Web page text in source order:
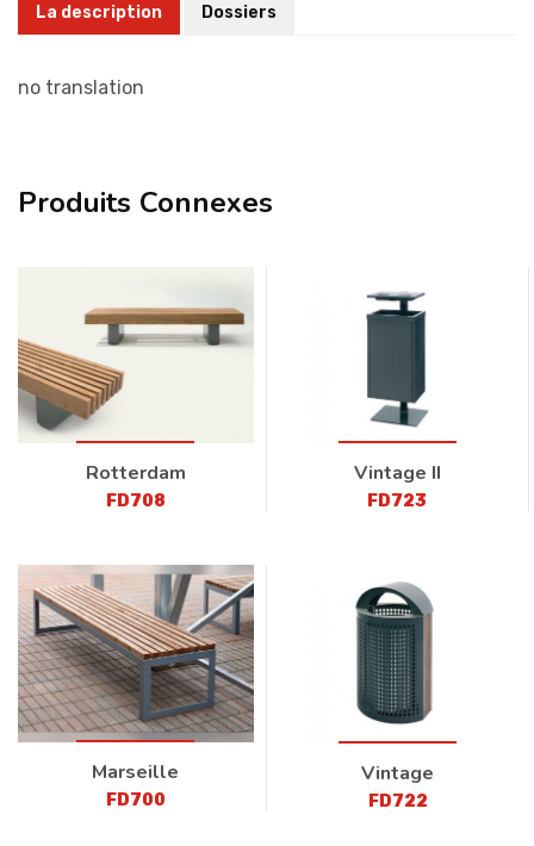
La description Dossiers
no translation
Produits Connexes
Rotterdam
FD708
Vintage II
FD723
Marseille
FD700
Vintage
FD722